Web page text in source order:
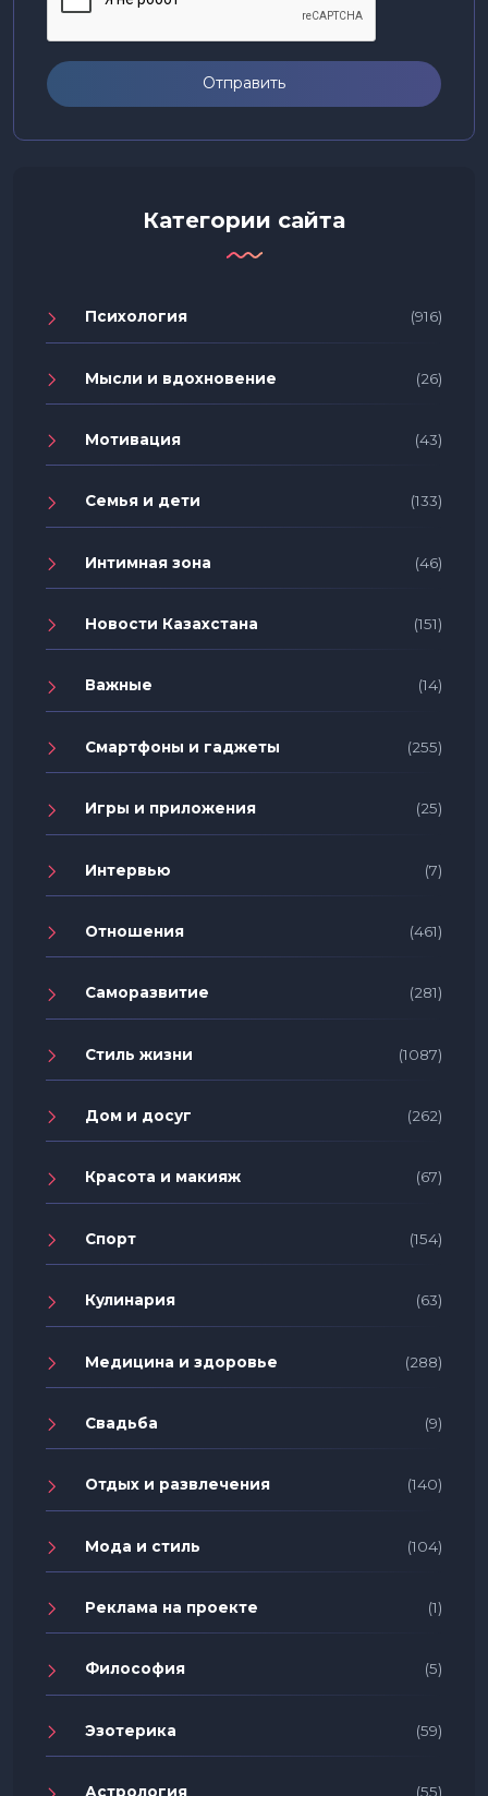
Отправить
Категории сайта
Психология (916)
Мысли и вдохновение (26)
Мотивация (43)
Семья и дети (133)
Интимная зона (46)
Новости Казахстана (151)
Важные (14)
Смартфоны и гаджеты (255)
Игры и приложения (25)
Интервью (7)
Отношения (461)
Саморазвитие (281)
Стиль жизни (1087)
Дом и досуг (262)
Красота и макияж (67)
Спорт (154)
Кулинария (63)
Медицина и здоровье (288)
Свадьба (9)
Отдых и развлечения (140)
Мода и стиль (104)
Реклама на проекте (1)
Философия (5)
Эзотерика (59)
Астрология (55)